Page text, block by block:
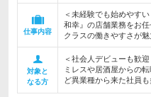
仕事内容
＜未経験でも始めやす
和幸』の店舗業務をお
クラスの働きやすさが魅
対象と
なる方
＜社会人デビューも歓
ミレスや居酒屋からの
ど異業種から来た社員も